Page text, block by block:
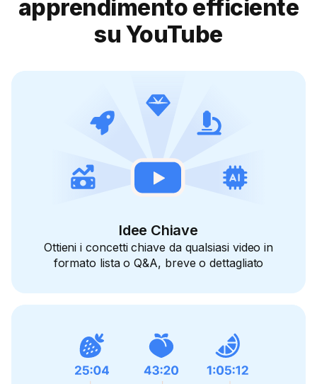
apprendimento efficiente
su YouTube
Idee Chiave
Ottieni i concetti chiave da qualsiasi video in
formato lista o Q&A, breve o dettagliato